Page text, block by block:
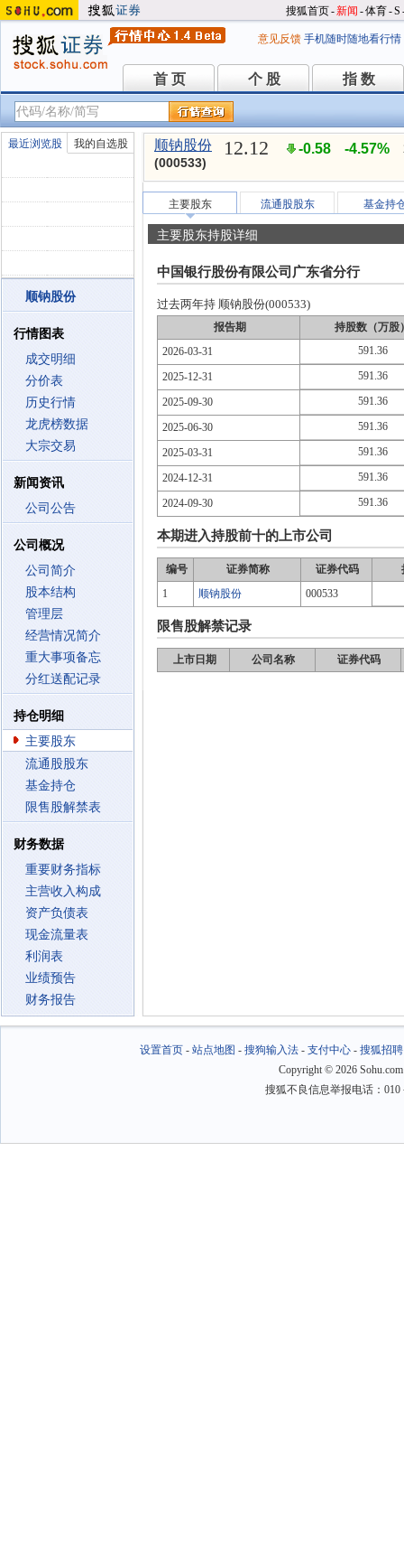
搜狐首页-新闻 -体育-S
意见反馈 手机随时随地看行情
首 页
首 页 个 股
个 股 指 数
指 数
最近浏览股 我的自选股
顺钠股份
行情图表
成交明细
分价表
历史行情
龙虎榜数据
大宗交易
新闻资讯
公司公告
公司概况
公司简介
股本结构
管理层
经营情况简介
重大事项备忘
分红送配记录
持仓明细
主要股东
流通股股东
基金持仓
限售股解禁表
财务数据
重要财务指标
主营收入构成
资产负债表
现金流量表
利润表
业绩预告
财务报告
顺钠股份
(000533)
12.12 -0.58 -4.57%
主要股东 流通股股东 基金持
主要股东持股详细
中国银行股份有限公司广东省分行
过去两年持 顺钠股份(000533)
报告期
持股数（万股
2026-03-31
591.36
2025-12-31 591.36
2025-09-30 591.36
2025-06-30 591.36
2025-03-31 591.36
2024-12-31 591.36
2024-09-30 591.36
本期进入持股前十的上市公司
编号 证券简称 证券代码
1
顺钠股份 000533
限售股解禁记录
上市日期 公司名称 证券代码
设置首页- 站点地图 - 搜狗输入法- 支付中心- 搜狐招聘
Copyright © 2026
搜狐不良信息举报电话：010